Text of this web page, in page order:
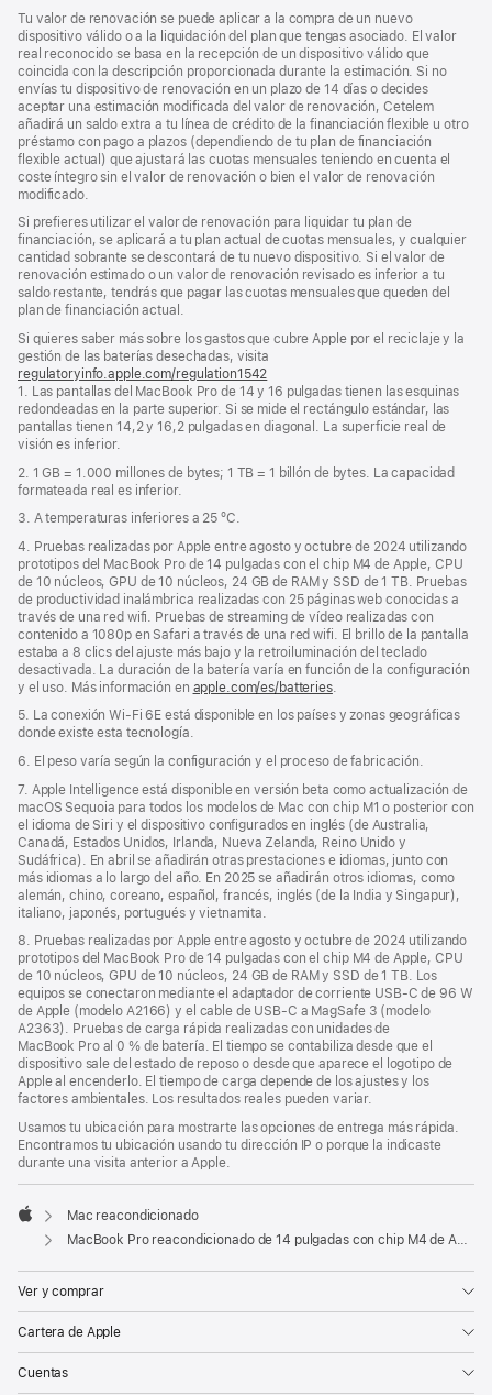
Tu valor de renovación se puede aplicar a la compra de un nuevo
dispositivo válido o a la liquidación del plan que tengas asociado. El valor
real reconocido se basa en la recepción de un dispositivo válido que
coincida con la descripción proporcionada durante la estimación. Si no
envías tu dispositivo de renovación en un plazo de 14 días o decides
aceptar una estimación modificada del valor de renovación, Cetelem
añadirá un saldo extra a tu línea de crédito de la financiación flexible u otro
préstamo con pago a plazos (dependiendo de tu plan de financiación
flexible actual) que ajustará las cuotas mensuales teniendo en cuenta el
coste íntegro sin el valor de renovación o bien el valor de renovación
modificado.
Si prefieres utilizar el valor de renovación para liquidar tu plan de
financiación, se aplicará a tu plan actual de cuotas mensuales, y cualquier
cantidad sobrante se descontará de tu nuevo dispositivo. Si el valor de
renovación estimado o un valor de renovación revisado es inferior a tu
saldo restante, tendrás que pagar las cuotas mensuales que queden del
plan de financiación actual.
Si quieres saber más sobre los gastos que cubre Apple por el reciclaje y la
gestión de las baterías desechadas, visita
regulatoryinfo.apple.com/regulation1542
abre
en
una
1. Las pantallas del MacBook Pro de 14 y 16 pulgadas tienen las esquinas
redondeadas en la parte superior. Si se mide el rectángulo estándar, las
pantallas tienen 14,2 y 16,2 pulgadas en diagonal. La superficie real de
visión es inferior.
2. 1 GB = 1.000 millones de bytes; 1 TB = 1 billón de bytes. La capacidad
formateada real es inferior.
3. A temperaturas inferiores a 25 ºC.
4. Pruebas realizadas por Apple entre agosto y octubre de 2024 utilizando
prototipos del MacBook Pro de 14 pulgadas con el chip M4 de Apple, CPU
de 10 núcleos, GPU de 10 núcleos, 24 GB de RAM y SSD de 1 TB. Pruebas
de productividad inalámbrica realizadas con 25 páginas web conocidas a
través de una red wifi. Pruebas de streaming de vídeo realizadas con
contenido a 1080p en Safari a través de una red wifi. El brillo de la pantalla
estaba a 8 clics del ajuste más bajo y la retroiluminación del teclado
desactivada. La duración de la batería varía en función de la configuración
y el uso. Más información en apple.com/es/batteries.
5. La conexión Wi‑Fi 6E está disponible en los países y zonas geográficas
donde existe esta tecnología.
6. El peso varía según la configuración y el proceso de fabricación.
7. Apple Intelligence está disponible en versión beta como actualización de
macOS Sequoia para todos los modelos de Mac con chip M1 o posterior con
el idioma de Siri y el dispositivo configurados en inglés (de Australia,
Canadá, Estados Unidos, Irlanda, Nueva Zelanda, Reino Unido y
Sudáfrica). En abril se añadirán otras prestaciones e idiomas, junto con
más idiomas a lo largo del año. En 2025 se añadirán otros idiomas, como
alemán, chino, coreano, español, francés, inglés (de la India y Singapur),
italiano, japonés, portugués y vietnamita.
8. Pruebas realizadas por Apple entre agosto y octubre de 2024 utilizando
prototipos del MacBook Pro de 14 pulgadas con el chip M4 de Apple, CPU
de 10 núcleos, GPU de 10 núcleos, 24 GB de RAM y SSD de 1 TB. Los
equipos se conectaron mediante el adaptador de corriente USB‑C de 96 W
de Apple (modelo A2166) y el cable de USB‑C a MagSafe 3 (modelo
A2363). Pruebas de carga rápida realizadas con unidades de
MacBook Pro al 0 % de batería. El tiempo se contabiliza desde que el
dispositivo sale del estado de reposo o desde que aparece el logotipo de
Apple al encenderlo. El tiempo de carga depende de los ajustes y los
factores ambientales. Los resultados reales pueden variar.
Usamos tu ubicación para mostrarte las opciones de entrega más rápida.
Encontramos tu ubicación usando tu dirección IP o porque la indicaste
durante una visita anterior a Apple.
Apple
Mac reacondicionado
MacBook Pro reacondicionado de 14 pulgadas con chip M4 de Apple, CPU de 10 núcleos y GPU de 10 núcleos - Plata
Ver y comprar
Cartera de Apple
Cuentas